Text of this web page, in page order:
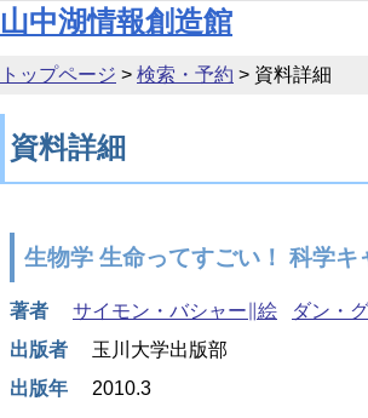
本文へ移動
山中湖情報創造館
トップページ > 検索・予約 > 資料詳細
資料詳細
生物学 生命ってすごい！ 科学キ
著者 サイモン・バシャー∥絵
ダン・
出版者
玉川大学出版部
出版年
2010.3